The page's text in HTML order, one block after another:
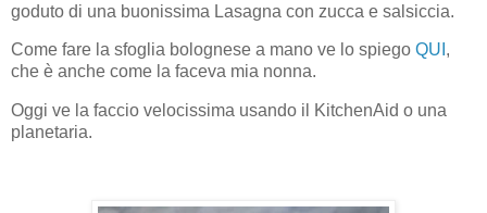
goduto di una buonissima Lasagna con zucca e salsiccia.
Come fare la sfoglia bolognese a mano ve lo spiego QUI ,
che è anche come la faceva mia nonna.
Oggi ve la faccio velocissima usando il KitchenAid o una
planetaria.